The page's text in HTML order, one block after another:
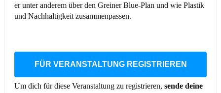
er unter anderem über den Greiner Blue-Plan und wie Plastik
und Nachhaltigkeit zusammenpassen.
FÜR VERANSTALTUNG REGISTRIEREN
Um dich für diese Veranstaltung zu registrieren, sende deine